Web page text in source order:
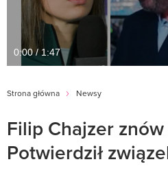
0:00 / 1:47
Strona główna Newsy
Filip Chajzer
Potwierdził